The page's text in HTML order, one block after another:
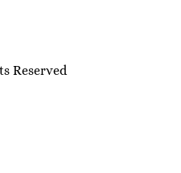
Reserved